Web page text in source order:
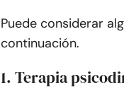
Puede considerar
continuación.
1. Terapia